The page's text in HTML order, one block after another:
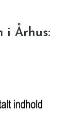
i Århus: